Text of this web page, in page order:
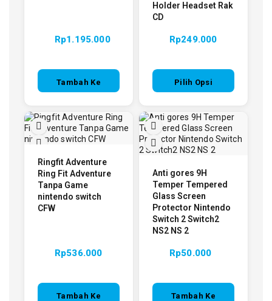
Rp1.195.000
Tambah Ke
Holder Headset Rak
CD
Rp249.000
Pilih Opsi
Ringfit Adventure
Ring Fit Adventure
Tanpa Game
nintendo switch
CFW
Rp536.000
Tambah Ke
Anti gores 9H
Temper Tempered
Glass Screen
Protector Nintendo
Switch 2 Switch2
NS2 NS 2
Rp50.000
Tambah Ke